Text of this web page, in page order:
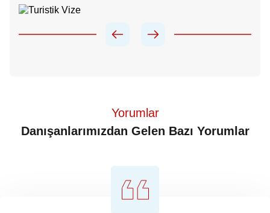
Yorumlar
Danışanlarımızdan Gelen Bazı Yorumlar